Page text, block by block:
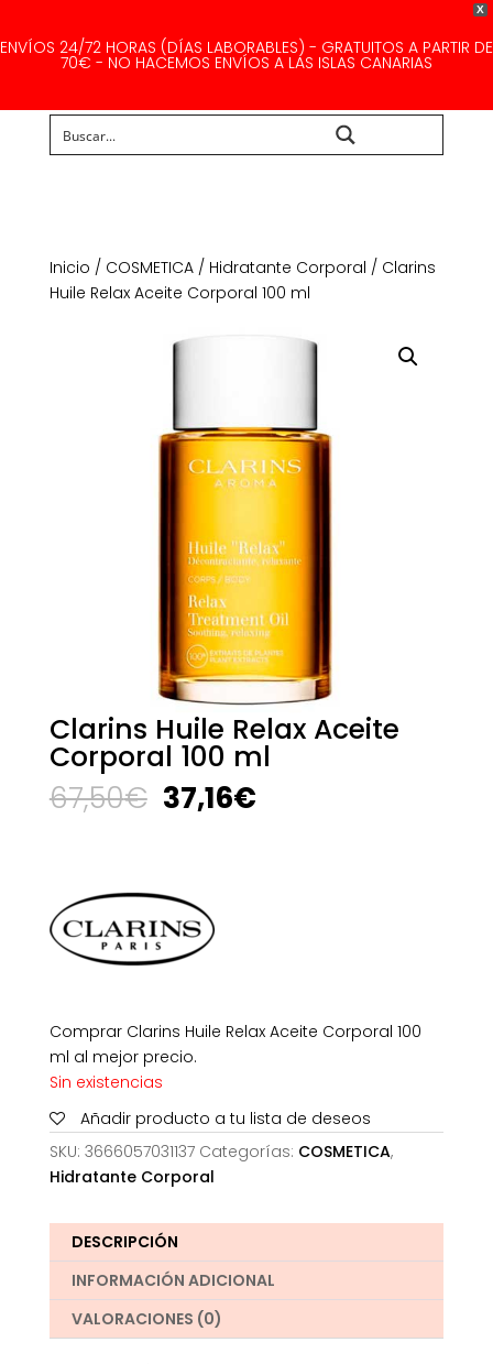
X
ENVÍOS 24/72 HORAS (DÍAS LABORABLES) - GRATUITOS A PARTIR DE
70€ - NO HACEMOS ENVÍOS A LAS ISLAS CANARIAS
Inicio / COSMETICA/ Hidratante Corporal / Clarins
Huile Relax Aceite Corporal 100 ml
Clarins Huile Relax Aceite
Corporal 100 ml
67,50€ El
precio
67,50€.
37,16€El
Comprar Clarins Huile Relax Aceite Corporal 100
ml al mejor precio.
Sin existencias
Añadir producto a tu lista de deseos
SKU: 3666057031137 Categorías: COSMETICA,
Hidratante Corporal
DESCRIPCIÓN
INFORMACIÓN ADICIONAL
VALORACIONES (0)